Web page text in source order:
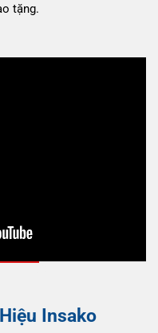
tặng.
PHÁT TRIỂN
Insako